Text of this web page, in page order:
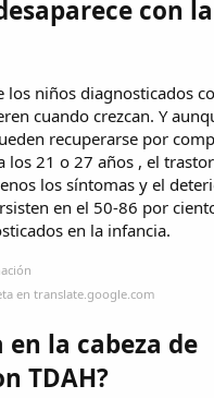
con la
los niños diagnosticados
cuando crezcan. Y
recuperarse por
los 21 o 27 años , el
los síntomas y el
en el 50-86 por
en la infancia.
en translate.google.com
en la cabeza de
TDAH?